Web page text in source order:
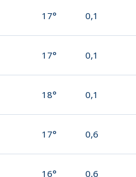
17° 0,1
17° 0,1
18° 0,1
17° 0,6
16° 0,6